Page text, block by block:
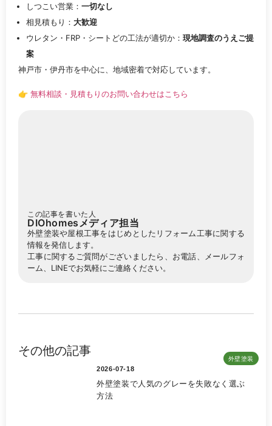
しつこい営業： 一切なし
相見積もり： 大歓迎
ウレタン・FRP・シートどの工法が適切か： 現地調査のうえご提
案
神戸市・伊丹市を中心に、地域密着で対応しています。
👉 無料相談・見積もりのお問い合わせはこちら
この記事を書いた人
DIOhomesメディア担当
外壁塗装や屋根工事をはじめとしたリフォーム工事に関する
情報を発信します。
工事に関するご質問がございましたら、お電話、メールフォ
ーム、LINEでお気軽にご連絡ください。
その他の記事
外壁塗装
2026-07-18
外壁塗装で人気のグレーを失敗なく選ぶ
方法